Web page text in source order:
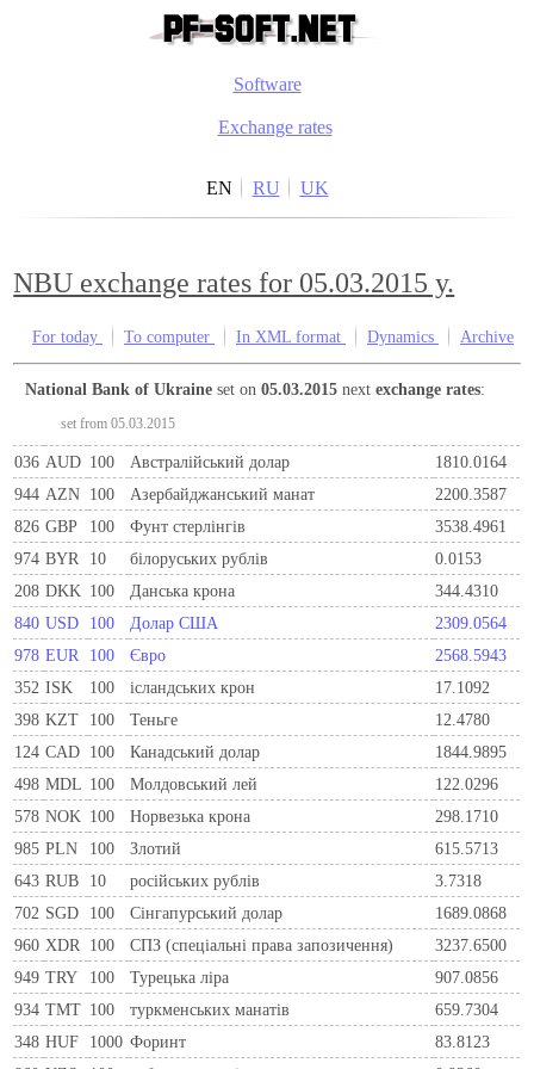
Software
Exchange rates
EN RU UK
NBU exchange rates for 05.03.2015 y.
For today To computer In XML format Dynamics Archive
National Bank of Ukraine set on05.03.2015 nextexchange rates:
set from 05.03.2015
036 AUD 100 Австралійський долар
1810.0164
944 AZN 100 Азербайджанський манат
2200.3587
826 GBP 100 Фунт стерлінгів
3538.4961
974 BYR 10 білоруських рублів
0.0153
208 DKK 100 Данська крона
344.4310
840 USD 100 Долар США
2309.0564
978 EUR 100 Євро
2568.5943
352 ISK 100 ісландських крон
17.1092
398 KZT 100 Теньге
12.4780
124 CAD 100 Канадський долар
1844.9895
498 MDL 100 Молдовський лей
122.0296
578 NOK 100 Норвезька крона
298.1710
985 PLN 100 Злотий
615.5713
643 RUB 10 російських рублів
3.7318
702 SGD 100 Сінгапурський долар
1689.0868
960 XDR 100 СПЗ (спеціальні права запозичення)
3237.6500
949 TRY 100 Турецька ліра
907.0856
934 TMT 100 туркменських манатів
659.7304
348 HUF 1000 Форинт
83.8123